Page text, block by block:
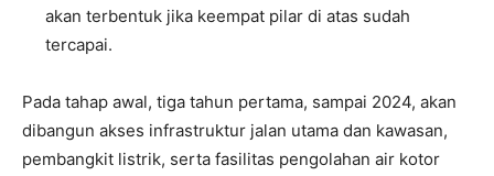
akan terbentuk jika keempat pilar di atas sudah
tercapai.
Pada tahap awal, tiga tahun pertama, sampai 2024, akan
dibangun akses infrastruktur jalan utama dan kawasan,
pembangkit listrik, serta fasilitas pengolahan air kotor